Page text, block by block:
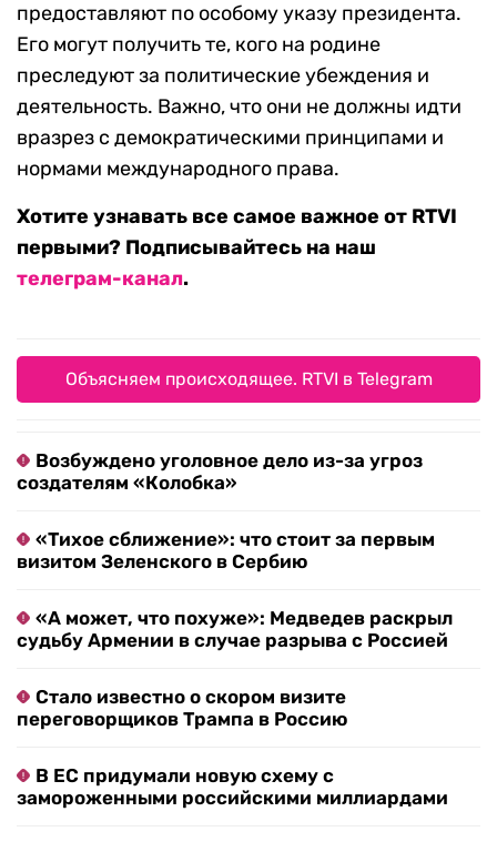
предоставляют по особому указу президента.
Его могут получить те, кого на родине
преследуют за политические убеждения и
деятельность. Важно, что они не должны идти
вразрез с демократическими принципами и
нормами международного права.
Хотите узнавать все самое важное от RTVI
первыми? Подписывайтесь на наш
телеграм-канал.
Объясняем происходящее. RTVI в Telegram
Возбуждено уголовное дело из-за угроз
создателям «Колобка»
«Тихое сближение»: что стоит за первым
визитом Зеленского в Сербию
«А может, что похуже»: Медведев раскрыл
судьбу Армении в случае разрыва с Россией
Стало известно о скором визите
переговорщиков Трампа в Россию
В ЕС придумали новую схему с
замороженными российскими миллиардами